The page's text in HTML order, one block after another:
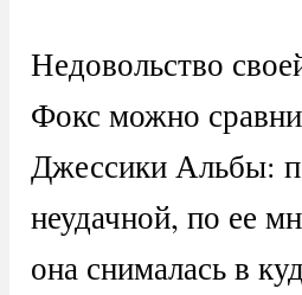
Недовольство
Фокс можно
Джессики Альбы:
неудачной, по ее
она снималась в